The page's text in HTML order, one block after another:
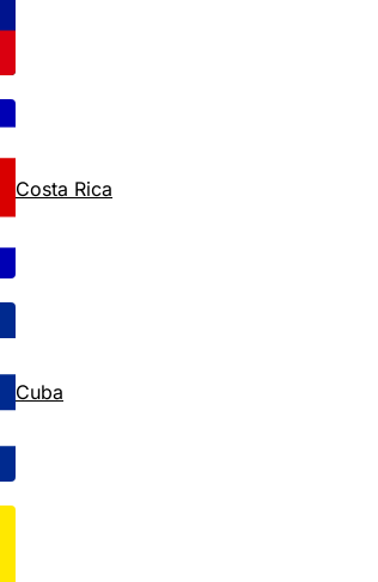
Costa Rica
Cuba